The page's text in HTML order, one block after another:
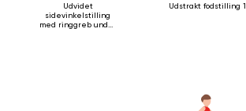
Udvidet
sidevinkelstilling
med ringgreb under
Udstrakt fodstilling 1